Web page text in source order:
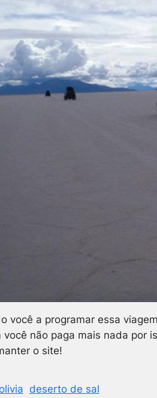
você a programar essa
você não paga mais nada por
o site!
deserto de sal